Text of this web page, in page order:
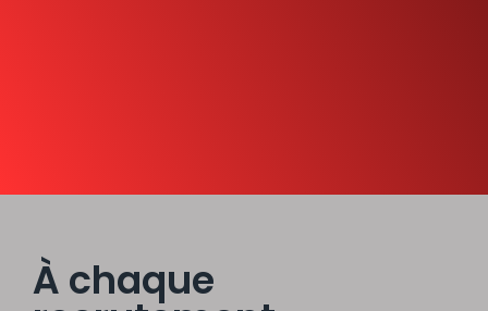
À chaque